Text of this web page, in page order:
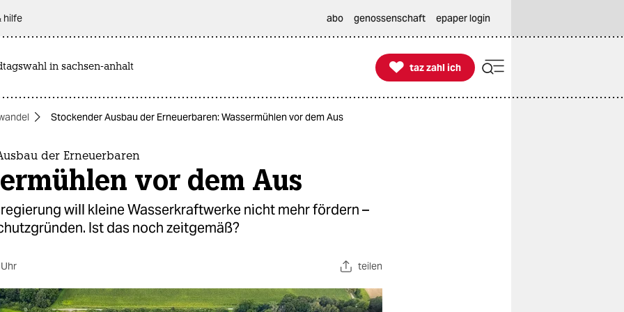
hilfe abo genossenschaft epaper login
in sachsen-anhalt 
taz zahl ich
taz zahl ich
Stockender Ausbau der Erneuerbaren: Wassermühlen vor dem Aus
der Erneuerbaren
vor dem Aus
will kleine Wasserkraftwerke nicht mehr fördern –
Ist das noch zeitgemäß?
teilen